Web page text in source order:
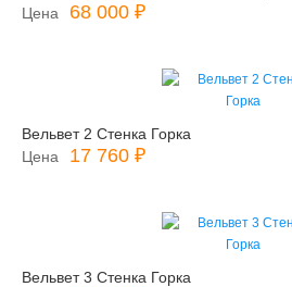
Цена
68 000 ₽
Вельвет 2 Стенка Горка
Цена
17 760 ₽
Вельвет 3 Стенка Горка